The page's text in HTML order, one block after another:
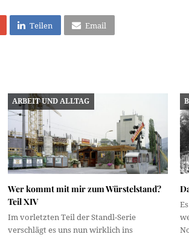
Teilen Email
ARBEIT UND ALLTAG
Wer kommt mit mir zum Würstelstand?
Teil XIV
Im vorletzten Teil der Standl-Serie
verschlägt es uns nun wirklich ins